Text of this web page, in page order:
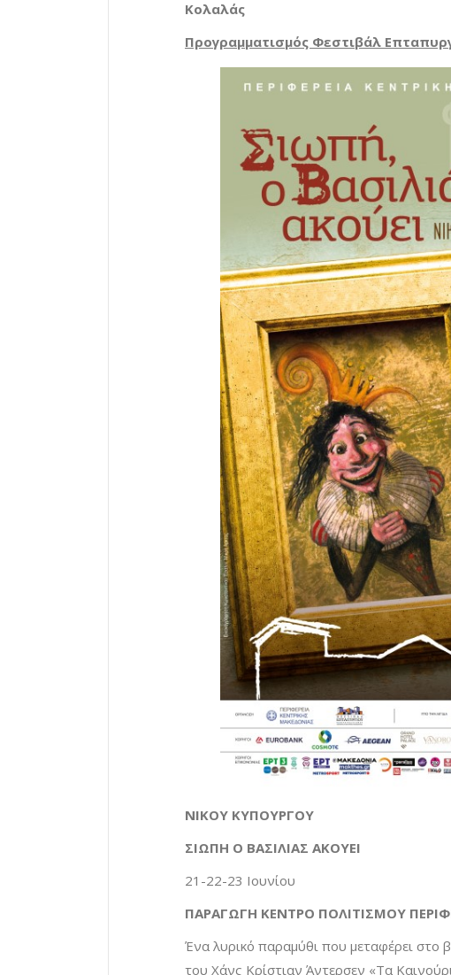
Κολαλάς
Προγραμματισμός Φεστιβάλ
ΝΙΚΟΥ ΚΥΠΟΥΡΓΟΥ
ΣΙΩΠΗ Ο ΒΑΣΙΛΙΑΣ ΑΚΟΥΕΙ
21-22-23 Ιουνίου
ΠΑΡΑΓΩΓΗ ΚΕΝΤΡΟ ΠΟΛΙΤΙΣΜΟΥ
Ένα λυρικό παραμύθι που μεταφέρει στο
του Χάνς Κρίστιαν Άντερσεν «Τα